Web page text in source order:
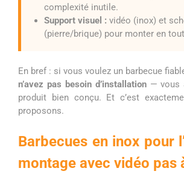
complexité inutile.
Support visuel : vidéo (inox) et
(pierre/brique) pour monter en
En bref : si vous voulez un barbecue
n’avez pas besoin d’installation— vous
produit bien conçu. Et c’est
proposons.
Barbecues en inox pour
montage avec vidéo pas